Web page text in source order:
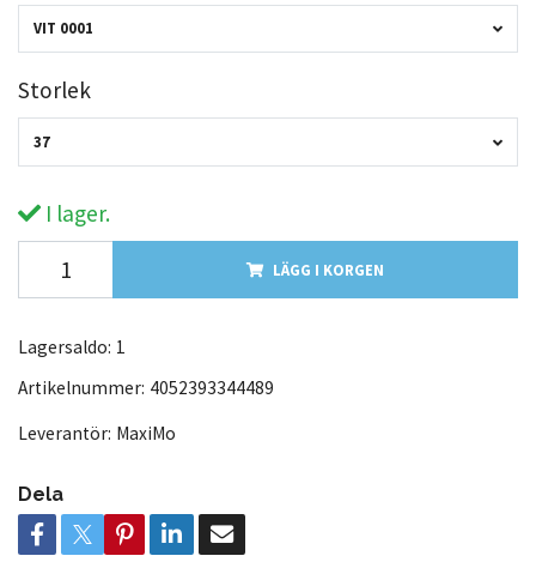
VIT 0001
Storlek
37
I lager.
LÄGG I KORGEN
Lagersaldo: 1
Artikelnummer: 4052393344489
Leverantör: MaxiMo
Dela